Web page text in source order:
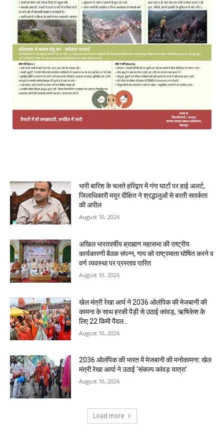
भारी बारिश के चलते हरिद्वार में गंगा घाटों पर हाई अलर्ट,
जिलाधिकारी मयूर दीक्षित ने श्रद्धालुओं से बरती सतर्कता
की अपील
August 10, 2026
अखिल भारतवर्षीय ब्राह्मण महासभा की राष्ट्रीय
कार्यकारणी बैठक संपन्न, गाय को राष्ट्रमाता घोषित करने व
वर्ण व्यवस्था पर प्रस्ताव पारित
August 10, 2026
खेल मंत्री रेखा आर्य ने 2036 ओलंपिक की मेजबानी की
कामना के साथ हरकी पैड़ी से उठाई कांवड़, ऋषिकेश के
लिए 22 किमी पैदल...
August 10, 2026
2036 ओलंपिक की भारत में मेजबानी की मनोकामना: खेल
मंत्री रेखा आर्या ने उठाई ‘संकल्प कांवड़ यात्रा’
August 10, 2026
Load more